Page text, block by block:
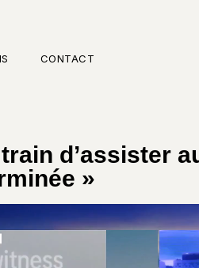
CONTACT
d’assister
»